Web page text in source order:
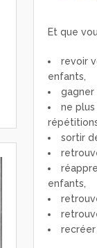
Et que
revoir
enfants,
gagner
ne plus
sortir
enfants,
recréer